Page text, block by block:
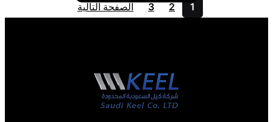
1
2
3 الصفحة التالية